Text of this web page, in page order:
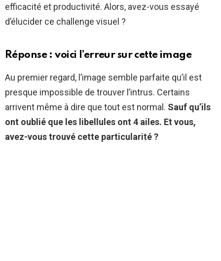
efficacité et productivité. Alors, avez-vous essayé
d’élucider ce challenge visuel ?
Réponse : voici l’erreur sur cette image
Au premier regard, l’image semble parfaite qu’il est
presque impossible de trouver l’intrus. Certains
arrivent même à dire que tout est normal. Sauf qu’ils
ont oublié que les libellules ont 4 ailes. Et vous,
avez-vous trouvé cette particularité ?